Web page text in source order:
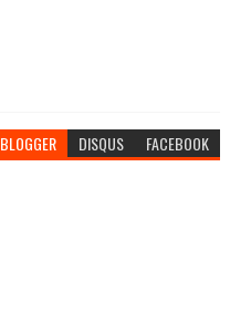
BLOGGER DISQUS FACEBOOK